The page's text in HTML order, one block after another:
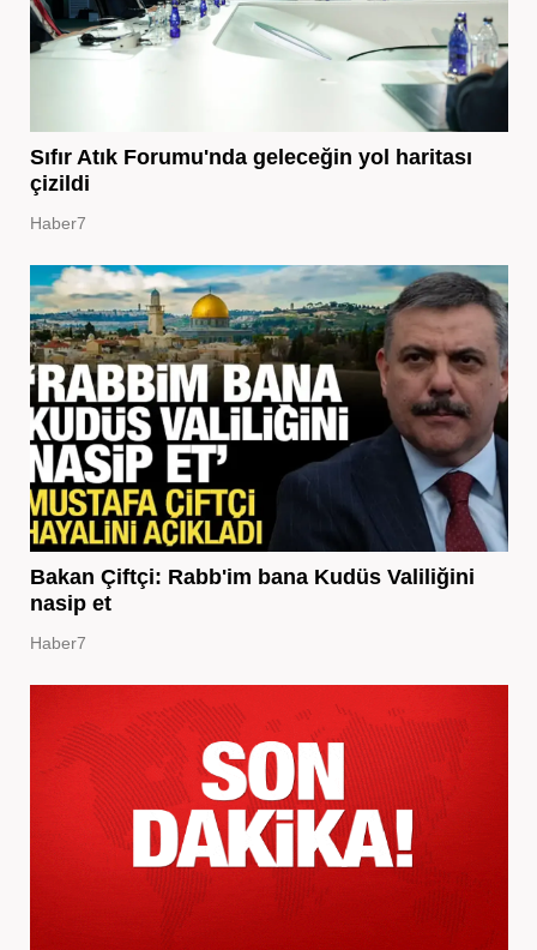
Sıfır Atık Forumu'nda geleceğin yol haritası
çizildi
Haber7
Bakan Çiftçi: Rabb'im bana Kudüs Valiliğini
nasip et
Haber7